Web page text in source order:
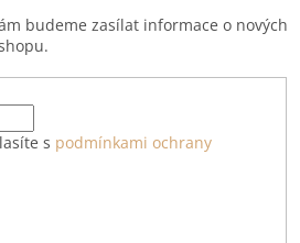
budeme zasílat informace o nových
s podmínkami ochrany